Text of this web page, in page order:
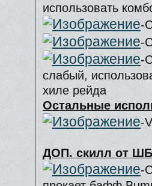
использовать
-
-
-
слабый,
хиле рейда
Остальные
-
ДОП. скилл от
-